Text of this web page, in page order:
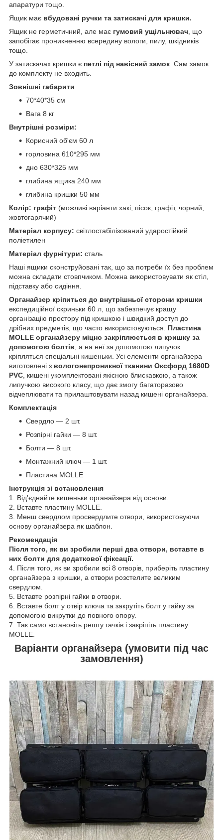
апаратури тощо.
Ящик має вбудовані ручки та затискачі для кришки.
Ящик не герметичний, але має гумовий ущільнювач, що
запобігає проникненню всередину вологи, пилу, шкідників
тощо.
У затискачах кришки є петлі під навісний замок. Сам замок
до комплекту не входить.
Зовнішні габарити
70*40*35 см
Вага 8 кг
Внутрішні розміри:
Корисний об'єм 60 л
горловина 610*295 мм
дно 630*325 мм
глибина ящика 240 мм
глибина кришки 50 мм
Колір: графіт (можливі варіанти хакі, пісок, графіт, чорний,
жовтогарячий)
Матеріал корпусу: світлостабілізований ударостійкий
поліетилен
Матеріал фурнітури: сталь
Наші ящики сконструйовані так, що за потреби їх без проблем
можна складати стовпчиком. Можна використовувати як стіл,
підставку або сидіння.
Органайзер кріпиться до внутрішньої сторони кришки
експедиційної скриньки 60 л, що забезпечує кращу
організацію простору під кришкою і швидкий доступ до
дрібних предметів, що часто використовуються. Пластина
MOLLE органайзеру міцно закріплюється в кришку за
допомогою болтів, а на неї за допомогою липучок
кріпляться спеціальні кишеньки. Усі елементи органайзера
виготовлені з вологонепроникної тканини Оксфорд 1680D
PVC, кишені укомплектовані якісною блискавкою, а також
липучкою високого класу, що дає змогу багаторазово
відчеплювати та прилаштовувати назад кишені органайзера.
Комплектація
Свердло — 2 шт.
Розпірні гайки — 8 шт.
Болти — 8 шт.
Монтажний ключ — 1 шт.
Пластина MOLLE
Інструкція зі встановлення
1. Від'єднайте кишеньки органайзера від основи.
2. Вставте пластину MOLLE.
3. Менш свердлом просвердлите отвори, використовуючи
основу органайзера як шаблон.
Рекомендація
Після того, як ви зробили перші два отвори, вставте в
них болти для додаткової фіксації.
4. Після того, як ви зробили всі 8 отворів, приберіть пластину
органайзера з кришки, а отвори розстелите великим
свердлом.
5. Вставте розпірні гайки в отвори.
6. Вставте болт у отвір ключа та закрутіть болт у гайку за
допомогою викрутки до повного опору.
7. Так само встановіть решту гачків і закріпіть пластину
MOLLE.
Варіанти органайзера (умовити під час
замовлення)